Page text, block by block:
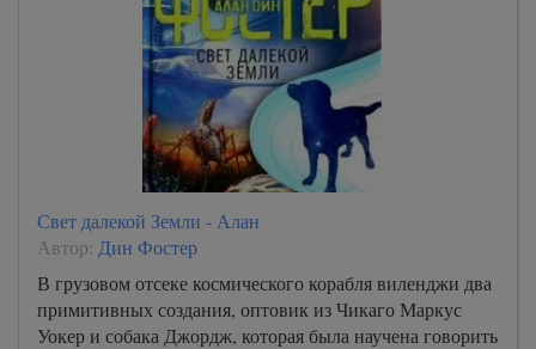
Свет далекой Земли - Алан
Автор: Дин Фостер
В грузовом отсеке космического корабля виленджи два
примитивных создания, оптовик из Чикаго Маркус
Уокер и собака Джордж, которая была научена говорить